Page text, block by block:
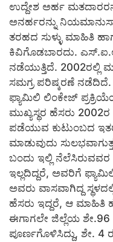
ಉದ್ದೇಶ ಅರ್ಹ
ಅನರ್ಹರನ್ನು
ತರಹದ ಸುಳ್ಳು ಮಾಹಿತಿ
ಕಿವಿಗೊಡಬಾರದು.
ನಡೆಯುತ್ತಿದೆ.
ಸಮಗ್ರ ಪರಿಷ್ಕರಣೆ
ಫ್ಯಾಮಿಲಿ ಲಿಂಕೇಜ್
ಮುಖ್ಯಸ್ಥರ ಹೆಸರು
ಪಡೆಯುವ ಕುಟುಂಬದ
ಮಾಡುವುದು
ಬಂದು ಇಲ್ಲಿ
ಇಲ್ಲದಿದ್ದರೆ, ಅವರಿಗೆ
ಅವರು ವಾಸವಾಗಿದ್ದ
ಹೆಸರು ಇದ್ದರೆ, ಆ ಮಾಹಿತಿ
ಈಗಾಗಲೇ ಜಿಲ್ಲೆಯ ಶೇ.96
ಪೂರ್ಣಗೊಳಿಸಿದ್ದು, ಶೇ. 4